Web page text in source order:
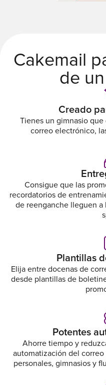
Cakemail
de
Creado
Tienes un gimnasio que
correo electrónico,
Consigue que las
recordatorios de
de reenganche lleguen a
Plantillas
Elija entre docenas de
desde plantillas de
Potentes
Ahorre tiempo y
automatización del
personales, gimnasios y